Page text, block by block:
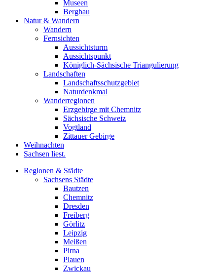
Museen
Bergbau
Natur & Wandern
Wandern
Fernsichten
Aussichtsturm
Aussichtspunkt
Königlich-Sächsische Triangulierung
Landschaften
Landschaftsschutzgebiet
Naturdenkmal
Wanderregionen
Erzgebirge mit Chemnitz
Sächsische Schweiz
Vogtland
Zittauer Gebirge
Weihnachten
Sachsen liest.
Regionen & Städte
Sachsens Städte
Bautzen
Chemnitz
Dresden
Freiberg
Görlitz
Leipzig
Meißen
Pirna
Plauen
Zwickau